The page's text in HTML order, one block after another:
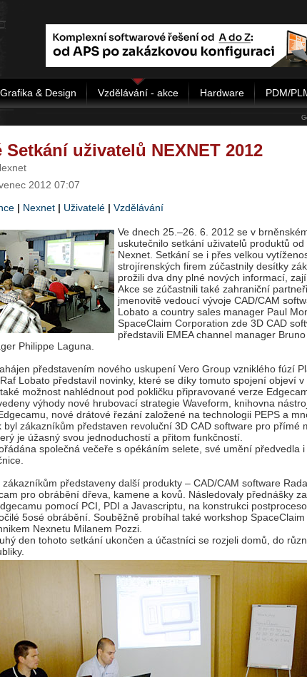
Grafika & Design Vzdělávání - akce Hardware PDM/
Setkání uživatelů NEXNET 2012
2012 07:07
| Nexnet | Uživatelé | Vzdělávání
Ve dnech 25.–26. 6. 2012 se v
uskutečnilo setkání uživatelů produktů od
Nexnet. Setkání se i přes velkou
strojírenských firem zúčastnily desítky
prožili dva dny plné nových informací,
Akce se zúčastnili také zahraniční
jmenovitě vedoucí vývoje CAD/CAM
Lobato a country sales manager Paul
SpaceClaim Corporation zde 3D CAD
představili EMEA channel manager
Philippe Laguna.
představením nového uskupení Vero Group vzniklého fúzí
Lobato představil novinky, které se díky tomuto spojení objeví v
možnost nahlédnout pod pokličku připravované verze
výhody nové hrubovací strategie Waveform, knihovna
nové drátové řezání založené na technologii PEPS a
byl zákazníkům představen revoluční 3D CAD software pro přímé
je úžasný svou jednoduchostí a přitom funkčností.
společná večeře s opékáním selete, své umění předvedla i
zákazníkům představeny další produkty – CAD/CAM software
pro obrábění dřeva, kamene a kovů. Následovaly přednášky
pomocí PCI, PDI a Javascriptu, na konstrukci
5osé obrábění. Souběžně probíhal také workshop
Nexnetu Milanem Pozzi.
den tohoto setkání ukončen a účastníci se rozjeli domů, do